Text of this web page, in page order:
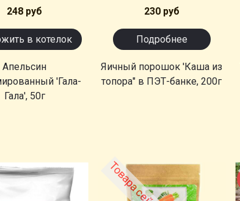
248 руб
в котелок
Апельсин
'Гала-
Гала', 50г
230 руб
Подробнее
Яичный порошок 'Каша из
топора" в ПЭТ-банке, 200г